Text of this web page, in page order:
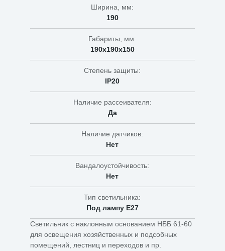
Ширина, мм:
190
Габариты, мм:
190х190х150
Степень защиты:
IP20
Наличие рассеивателя:
Да
Наличие датчиков:
Нет
Вандалоустойчивость:
Нет
Тип светильника:
Под лампу Е27
Светильник с наклонным основанием НББ 61-60
для освещения хозяйственных и подсобных
помещений, лестниц и переходов и пр.